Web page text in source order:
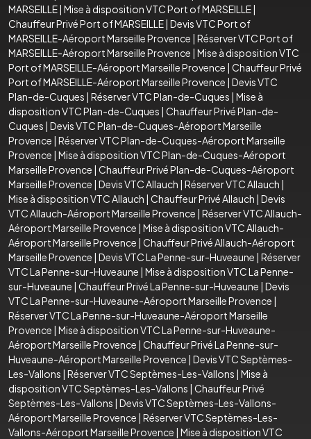
MARSEILLE| Mise à disposition VTC Port of MARSEILLE|
Chauffeur Privé Port of MARSEILLE| Devis VTC Port of
MARSEILLE-Aéroport Marseille Provence | Réserver VTC Port of
MARSEILLE-Aéroport Marseille Provence | Mise à disposition VTC
Port of MARSEILLE-Aéroport Marseille Provence | Chauffeur Privé
Port of MARSEILLE-Aéroport Marseille Provence | Devis VTC
Plan-de-Cuques | Réserver VTC Plan-de-Cuques | Mise à
disposition VTC Plan-de-Cuques | Chauffeur Privé Plan-de-
Cuques | Devis VTC Plan-de-Cuques-Aéroport Marseille
Provence | Réserver VTC Plan-de-Cuques-Aéroport Marseille
Provence | Mise à disposition VTC Plan-de-Cuques-Aéroport
Marseille Provence | Chauffeur Privé Plan-de-Cuques-Aéroport
Marseille Provence | Devis VTC Allauch | Réserver VTC Allauch |
Mise à disposition VTC Allauch | Chauffeur Privé Allauch | Devis
VTC Allauch-Aéroport Marseille Provence | Réserver VTC Allauch-
Aéroport Marseille Provence | Mise à disposition VTC Allauch-
Aéroport Marseille Provence | Chauffeur Privé Allauch-Aéroport
Marseille Provence | Devis VTC La Penne-sur-Huveaune | Réserver
VTC La Penne-sur-Huveaune | Mise à disposition VTC La Penne-
sur-Huveaune | Chauffeur Privé La Penne-sur-Huveaune | Devis
VTC La Penne-sur-Huveaune-Aéroport Marseille Provence |
Réserver VTC La Penne-sur-Huveaune-Aéroport Marseille
Provence | Mise à disposition VTC La Penne-sur-Huveaune-
Aéroport Marseille Provence | Chauffeur Privé La Penne-sur-
Huveaune-Aéroport Marseille Provence | Devis VTC Septèmes-
Les-Vallons | Réserver VTC Septèmes-Les-Vallons | Mise à
disposition VTC Septèmes-Les-Vallons | Chauffeur Privé
Septèmes-Les-Vallons | Devis VTC Septèmes-Les-Vallons-
Aéroport Marseille Provence | Réserver VTC Septèmes-Les-
Vallons-Aéroport Marseille Provence | Mise à disposition VTC